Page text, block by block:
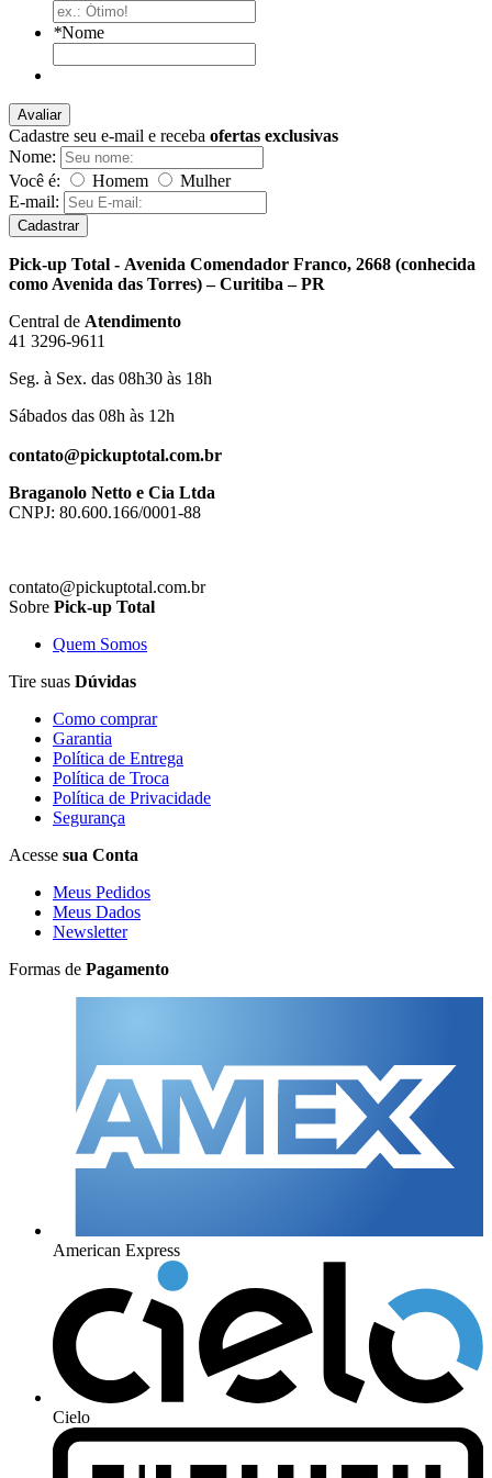
*Nome
Avaliar
Cadastre seu e-mail e receba ofertas exclusivas
Nome:
Você é:
Homem
Mulher
E-mail:
Cadastrar
Pick-up Total - Avenida Comendador Franco, 2668 (conhecida
como Avenida das Torres) – Curitiba – PR
Central de Atendimento
41 3296-9611
Seg. à Sex. das 08h30 às 18h
Sábados das 08h às 12h
contato@pickuptotal.com.br
Braganolo Netto e Cia Ltda
CNPJ: 80.600.166/0001-88
contato@pickuptotal.com.br
Sobre Pick-up Total
Quem Somos
Tire suas Dúvidas
Como comprar
Garantia
Política de Entrega
Política de Troca
Política de Privacidade
Segurança
Acesse sua Conta
Meus Pedidos
Meus Dados
Newsletter
Formas de Pagamento
American Express
Cielo